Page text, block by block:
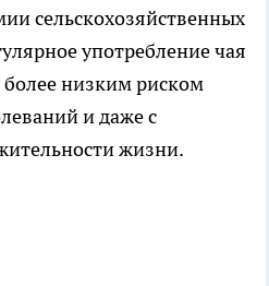
сельскохозяйственных
употребление чая
низким риском
и даже с
жизни.